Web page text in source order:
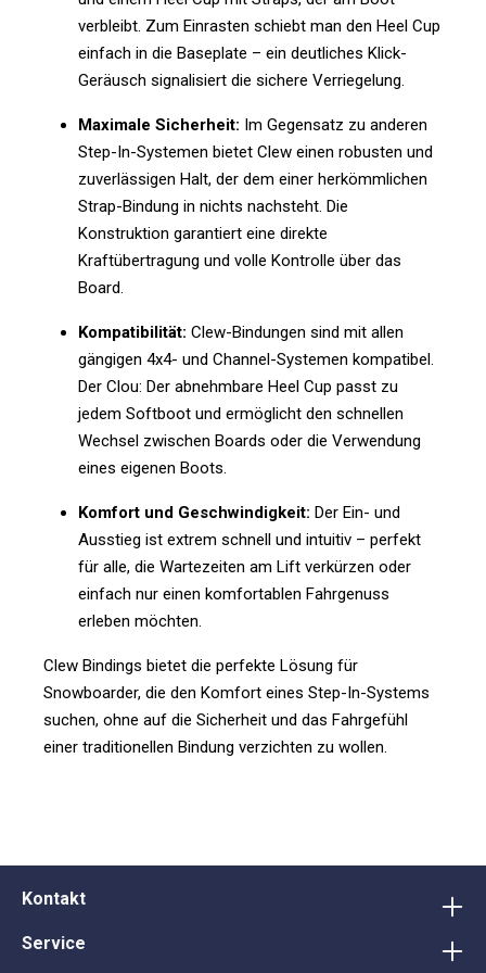
verbleibt. Zum Einrasten schiebt man den Heel Cup
einfach in die Baseplate – ein deutliches Klick-
Geräusch signalisiert die sichere Verriegelung.
Maximale Sicherheit: Im Gegensatz zu anderen
Step-In-Systemen bietet Clew einen robusten und
zuverlässigen Halt, der dem einer herkömmlichen
Strap-Bindung in nichts nachsteht. Die
Konstruktion garantiert eine direkte
Kraftübertragung und volle Kontrolle über das
Board.
Kompatibilität: Clew-Bindungen sind mit allen
gängigen 4x4- und Channel-Systemen kompatibel.
Der Clou: Der abnehmbare Heel Cup passt zu
jedem Softboot und ermöglicht den schnellen
Wechsel zwischen Boards oder die Verwendung
eines eigenen Boots.
Komfort und Geschwindigkeit: Der Ein- und
Ausstieg ist extrem schnell und intuitiv – perfekt
für alle, die Wartezeiten am Lift verkürzen oder
einfach nur einen komfortablen Fahrgenuss
erleben möchten.
Clew Bindings bietet die perfekte Lösung für
Snowboarder, die den Komfort eines Step-In-Systems
suchen, ohne auf die Sicherheit und das Fahrgefühl
einer traditionellen Bindung verzichten zu wollen.
Kontakt
Service